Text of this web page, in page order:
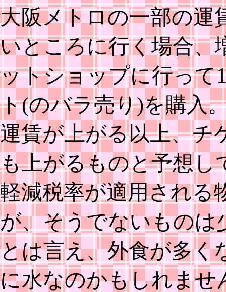
大阪メトロの一部の運
いところに行く場合、
ットショップに行って
ト(のバラ売り)を購入
運賃が上がる以上、チ
も上がるものと予想し
軽減税率が適用される
が、そうでないものは
とは言え、外食が多く
に水なのかもしれま